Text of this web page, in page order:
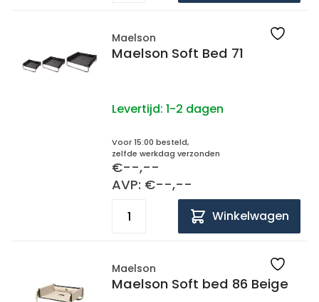
Maelson
Maelson Soft Bed 71
Levertijd: 1-2 dagen
Voor 15:00 besteld,
zelfde werkdag verzonden
€--,--
AVP: €--,--
Winkelwagen
Maelson
Maelson Soft bed 86 Beige